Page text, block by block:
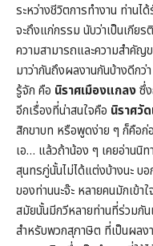
ระหว่างชีวิตการทำงาน ท่านไ
จะถึงแก่กรรม นับว่าเป็นเกีย
ความสามารถและความสำคัญ
มาว่ากันถึงผลงานกันบ้างดีก
รู้จัก คือ นิราศเมืองแกลงซึ่
อีกเรื่องที่น่าสนใจคือ นิราศวั
สิกขาบท หรือพูดง่าย ๆ ก็คือก่
เอ… แล้วถ้าน้อง ๆ เคยอ่านนิท
สุนทรภู่นั้นไม่ได้แต่งบ้างนะ บอ
ของท่านนะจ๊ะ หลายคนมักเข้
สมัยนั้นมีกวีหลายท่านที่ร่วมกัน
สำหรับพวกสุภาษิต ที่เป็นผลง